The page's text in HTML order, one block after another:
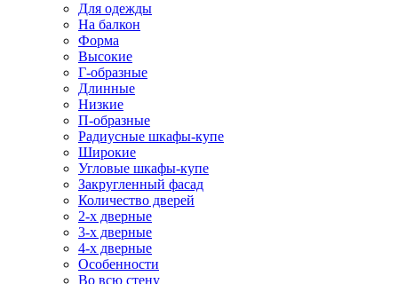
Для одежды
На балкон
Форма
Высокие
Г-образные
Длинные
Низкие
П-образные
Радиусные шкафы-купе
Широкие
Угловые шкафы-купе
Закругленный фасад
Количество дверей
2-х дверные
3-х дверные
4-х дверные
Особенности
Во всю стену